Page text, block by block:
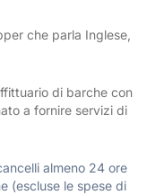
che parla Inglese,
di barche con
a fornire servizi di
almeno 24 ore
(escluse le spese di